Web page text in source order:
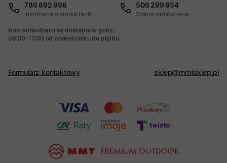
786 892 998
Informacje o produktach
506 299 854
Status zamówienia
Nasi konsultanci są dostępni w godz.:
09:00-17:00 od poniedziałku do piątku
Formularz kontaktowy sklep@mmtsklep.pl